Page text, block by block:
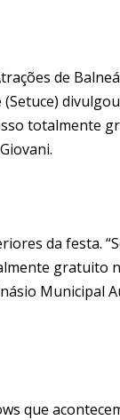
de
totalmente
da festa.
gratuito
Municipal
que